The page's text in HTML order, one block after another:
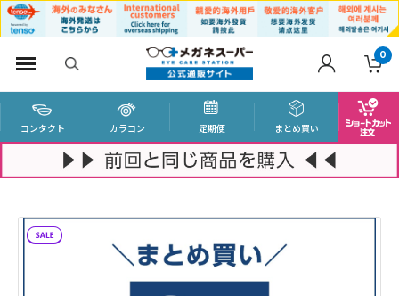
0
コンタクト カラコン 定期便 まとめ買い